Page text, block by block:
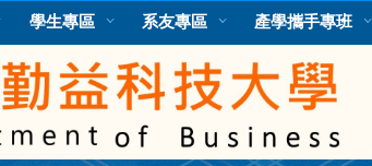
學生專區 系友專區 產學攜手專班